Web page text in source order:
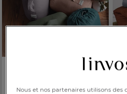
Escapade nomade
Nous et nos partenaires utilisons des